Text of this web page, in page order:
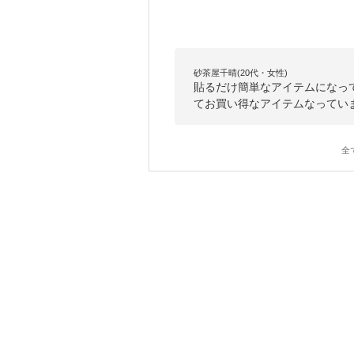
砂茶屋千晴(20代・女性)
貼るだけ簡単なアイテムにな
てお買い得なアイテムなってい
全